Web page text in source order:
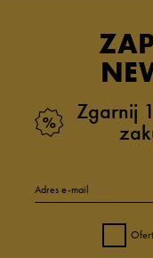
Zgarnij
Adres e-mail